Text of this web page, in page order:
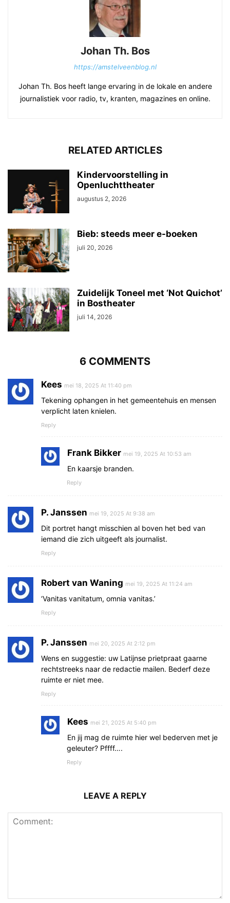
Johan Th. Bos
https://amstelveenblog.nl
Johan Th. Bos heeft lange ervaring in de lokale en andere
journalistiek voor radio, tv, kranten, magazines en online.
RELATED ARTICLES
Kindervoorstelling in
Openluchttheater
augustus 2, 2026
Bieb: steeds meer e-boeken
juli 20, 2026
Zuidelijk Toneel met ‘Not Quichot’
in Bostheater
juli 14, 2026
6 COMMENTS
Kees mei 18, 2025 At 11:40 pm
Tekening ophangen in het gemeentehuis en mensen
verplicht laten knielen.
Reply
Frank Bikker mei 19, 2025 At 10:53 am
En kaarsje branden.
Reply
P. Janssen mei 19, 2025 At 9:38 am
Dit portret hangt misschien al boven het bed van
iemand die zich uitgeeft als journalist.
Reply
Robert van Waning mei 19, 2025 At 11:24 am
‘Vanitas vanitatum, omnia vanitas.’
Reply
P. Janssen mei 20, 2025 At 2:12 pm
Wens en suggestie: uw Latijnse prietpraat gaarne
rechtstreeks naar de redactie mailen. Bederf deze
ruimte er niet mee.
Reply
Kees mei 21, 2025 At 5:40 pm
En jij mag de ruimte hier wel bederven met je
geleuter? Pffff….
Reply
LEAVE A REPLY